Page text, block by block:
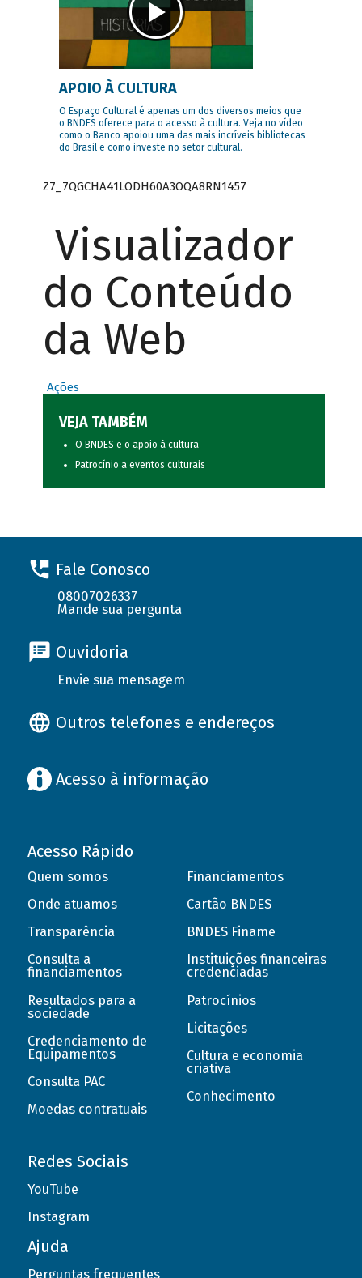
APOIO À CULTURA
O Espaço Cultural é apenas um dos diversos meios que
o BNDES oferece para o acesso à cultura. Veja no vídeo
como o Banco apoiou uma das mais incríveis bibliotecas
do Brasil e como investe no setor cultural.
Z7_7QGCHA41LODH60A3OQA8RN1457
Visualizador
do Conteúdo
da Web
Ações
VEJA TAMBÉM
O BNDES e o apoio à cultura
Patrocínio a eventos culturais
Fale Conosco
08007026337
Mande sua pergunta
Ouvidoria
Envie sua mensagem
Outros telefones e endereços
Acesso à informação
Acesso Rápido
Quem somos
Onde atuamos
Transparência
Consulta a
financiamentos
Resultados para a
sociedade
Credenciamento de
Equipamentos
Consulta PAC
Moedas contratuais
Financiamentos
Cartão BNDES
BNDES Finame
Instituições financeiras
credenciadas
Patrocínios
Licitações
Cultura e economia
criativa
Conhecimento
Redes Sociais
YouTube
Instagram
Ajuda
Perguntas frequentes